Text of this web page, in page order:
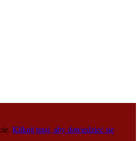
Kliknij tutaj, aby dowiedzieć się